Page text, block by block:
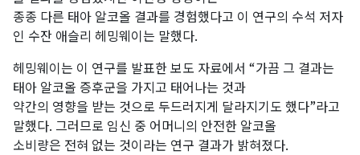
종종 다른 태아 알코올 결과를 경험했다고 이 연구의 수석 저자
인 수잔 애슬리 헤밍웨이는 말했다.
헤밍웨이는 이 연구를 발표한 보도 자료에서 “가끔 그 결과는
태아 알코올 증후군을 가지고 태어나는 것과
약간의 영향을 받는 것으로 두드러지게 달라지기도 했다”라고
말했다. 그러므로 임신 중 어머니의 안전한 알코올
소비량은 전혀 없는 것이라는 연구 결과가 밝혀졌다.